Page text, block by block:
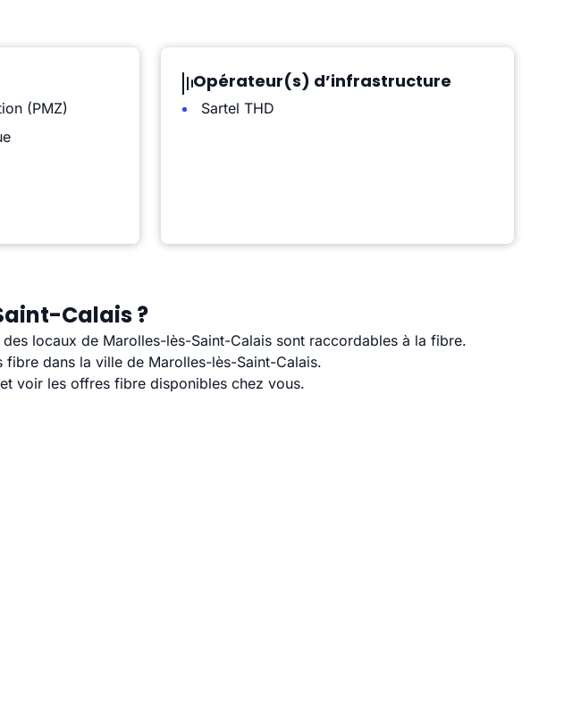
(PMZ)
Opérateur(s) d’infrastructure
Sartel THD
Calais ?
locaux de Marolles-lès-Saint-Calais sont raccordables à la fibre.
fibre dans la ville de Marolles-lès-Saint-Calais.
voir les offres fibre disponibles chez vous.